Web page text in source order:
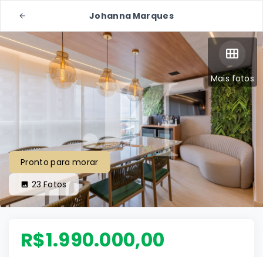
Johanna Marques
Mais fotos
Pronto para morar
23Fotos
R$1.990.000,00